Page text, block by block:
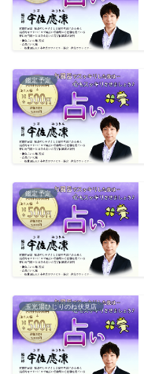
鑑定予定
鑑定予定
玉光湯ひじりのね伏見店